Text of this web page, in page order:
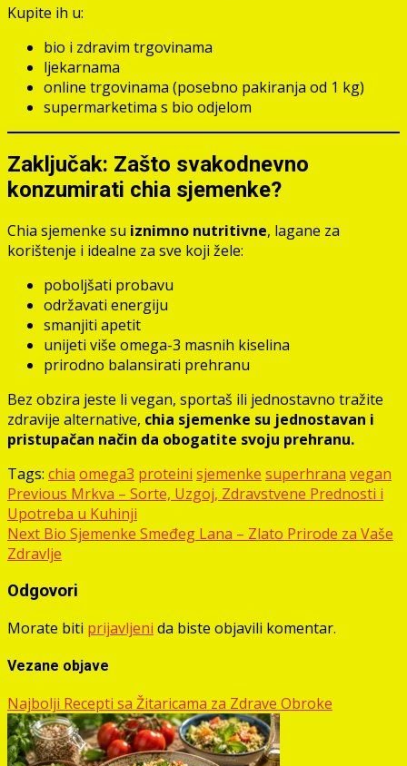
Kupite ih u:
bio i zdravim trgovinama
ljekarnama
online trgovinama (posebno pakiranja od 1 kg)
supermarketima s bio odjelom
Zaključak: Zašto svakodnevno
konzumirati chia sjemenke?
Chia sjemenke su iznimno nutritivne, lagane za
korištenje i idealne za sve koji žele:
poboljšati probavu
održavati energiju
smanjiti apetit
unijeti više omega-3 masnih kiselina
prirodno balansirati prehranu
Bez obzira jeste li vegan, sportaš ili jednostavno tražite
zdravije alternative, chia sjemenke su jednostavan i
pristupačan način da obogatite svoju prehranu.
Tags: chia omega3 proteini sjemenke superhrana vegan
Post
navigation
Previous Mrkva – Sorte, Uzgoj, Zdravstvene Prednosti i
Upotreba u Kuhinji
Next Bio Sjemenke Smeđeg Lana – Zlato Prirode za Vaše
Zdravlje
Odgovori
Morate biti prijavljeni da biste objavili komentar.
Vezane objave
Najbolji Recepti sa Žitaricama za Zdrave Obroke